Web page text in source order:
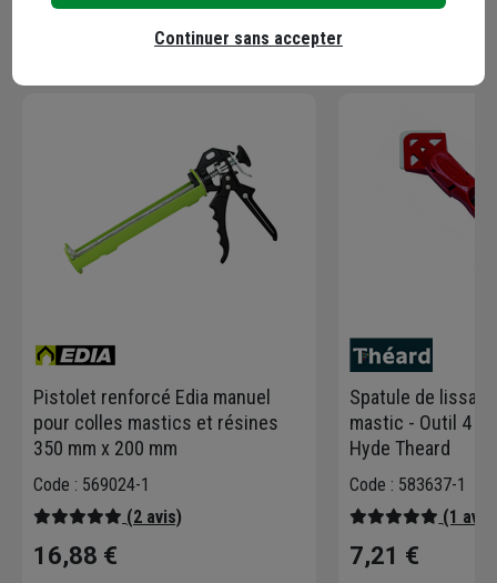
En complément
Pistolet renforcé Edia manuel
pour colles mastics et résines
350 mm x 200 mm
Code : 569024-1
(2 avis)
16,88 €
Spatule de
mastic - Outil 4
Hyde Theard
Code : 583637-1
(1
7,21 €
Continuer sans accepter